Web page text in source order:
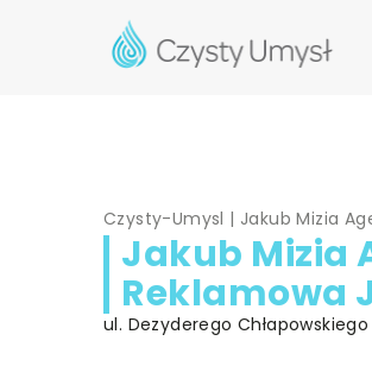
Czysty-Umysl | Jakub Mizia
Jakub Mizia
Reklamowa
ul. Dezyderego